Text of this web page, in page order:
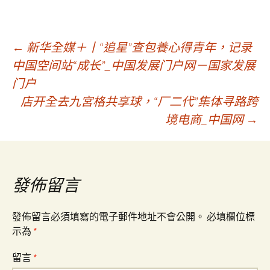
文
章
導
覽
← 新华全媒＋丨“追星”查包養心得青年，记录
中国空间站“成长”_中国发展门户网－国家发展
门户
店开全去九宮格共享球，“厂二代”集体寻路跨
境电商_中国网 →
發佈留言
發佈留言必須填寫的電子郵件地址不會公開。 必填欄位標
示為 *
留言 *